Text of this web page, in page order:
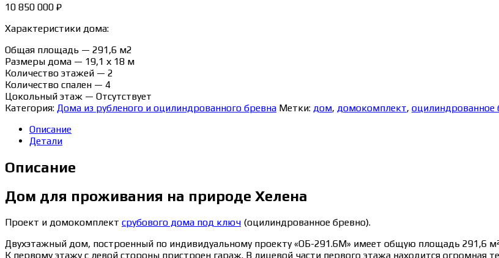
10 850 000 ₽
Характеристики дома:
Общая площадь — 291,6 м2
Размеры дома — 19,1 х 18 м
Количество этажей — 2
Количество спален — 4
Цокольный этаж — Отсутствует
Категория: Дома из рубленого и оцилиндрованного бревна Метки: дом, домокомплект, оцилиндрованное
Описание
Детали
Описание
Дом для проживания на природе Хелена
Проект и домокомплект срубового дома под ключ (оцилиндрованное бревно).
Двухэтажный дом, построенный по индивидуальному проекту «ОБ-291.6M» имеет общую площадь 291,6
К первому этажу с левой стороны пристроен гараж. В лицевой части первого этажа находится